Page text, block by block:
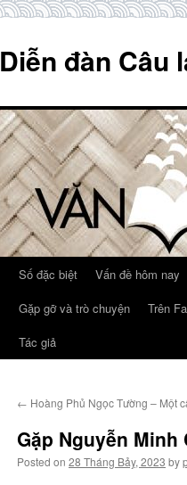
content
Diễn đàn Câu
Số đặc biệt Vấn đề hôm nay
Gặp gỡ và trò chuyện
Trên
Tác giả
← Hoàng Phủ Ngọc Tường – Một
Gặp Nguyễn
Posted on 28 Tháng Bảy, 2023 by